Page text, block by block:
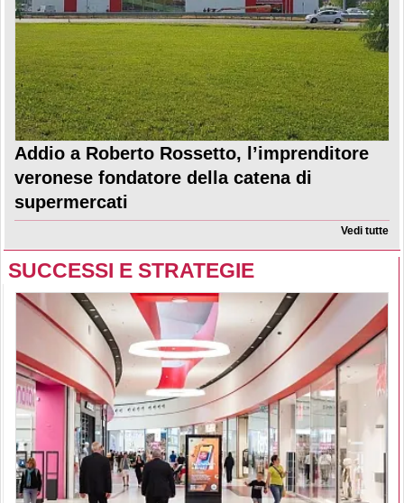
Addio a Roberto Rossetto, l’imprenditore
veronese fondatore della catena di
supermercati
Vedi tutte
SUCCESSI E STRATEGIE